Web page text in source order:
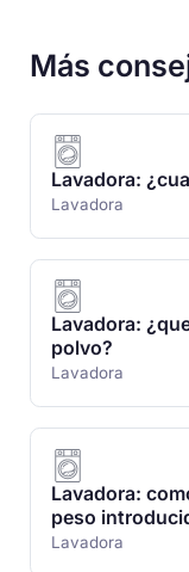
Más
Lavadora:
Lavadora
Lavadora:
polvo?
Lavadora
Lavadora:
peso
Lavadora